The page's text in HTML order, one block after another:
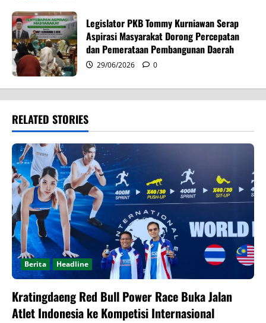
Legislator PKB Tommy Kurniawan Serap
Aspirasi Masyarakat Dorong Percepatan
dan Pemerataan Pembangunan Daerah
29/06/2026 0
RELATED STORIES
Berita Headline
Kratingdaeng Red Bull Power Race Buka Jalan
Atlet Indonesia ke Kompetisi Internasional